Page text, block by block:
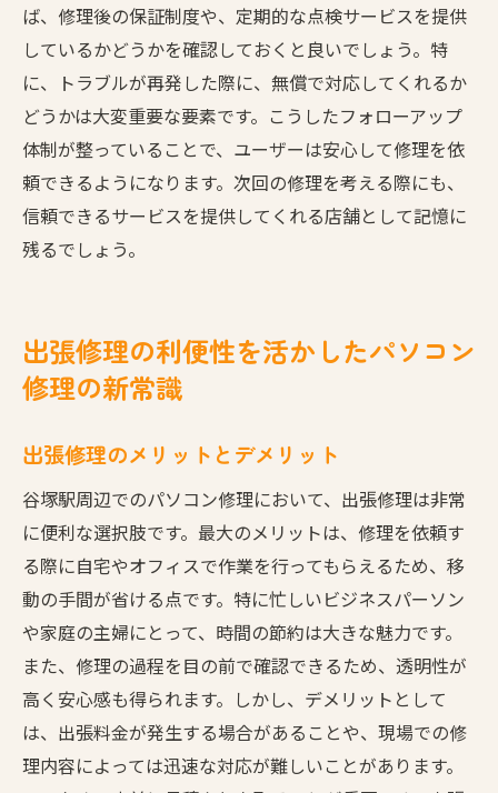
ば、修理後の保証制度や、定期的な点検サービスを提供
しているかどうかを確認しておくと良いでしょう。特
に、トラブルが再発した際に、無償で対応してくれるか
どうかは大変重要な要素です。こうしたフォローアップ
体制が整っていることで、ユーザーは安心して修理を依
頼できるようになります。次回の修理を考える際にも、
信頼できるサービスを提供してくれる店舗として記憶に
残るでしょう。
出張修理の利便性を活かしたパソコン
修理の新常識
出張修理のメリットとデメリット
谷塚駅周辺でのパソコン修理において、出張修理は非常
に便利な選択肢です。最大のメリットは、修理を依頼す
る際に自宅やオフィスで作業を行ってもらえるため、移
動の手間が省ける点です。特に忙しいビジネスパーソン
や家庭の主婦にとって、時間の節約は大きな魅力です。
また、修理の過程を目の前で確認できるため、透明性が
高く安心感も得られます。しかし、デメリットとして
は、出張料金が発生する場合があることや、現場での修
理内容によっては迅速な対応が難しいことがあります。